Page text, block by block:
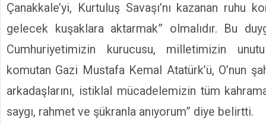
Çanakkale’yi, Kurtuluş Savaşı’nı kazanan ruhu
gelecek kuşaklara aktarmak” olmalıdır. Bu
Cumhuriyetimizin kurucusu, milletimizin
komutan Gazi Mustafa Kemal Atatürk’ü, O’nun
arkadaşlarını, istiklal mücadelemizin tüm
saygı, rahmet ve şükranla anıyorum” diye belirtti.